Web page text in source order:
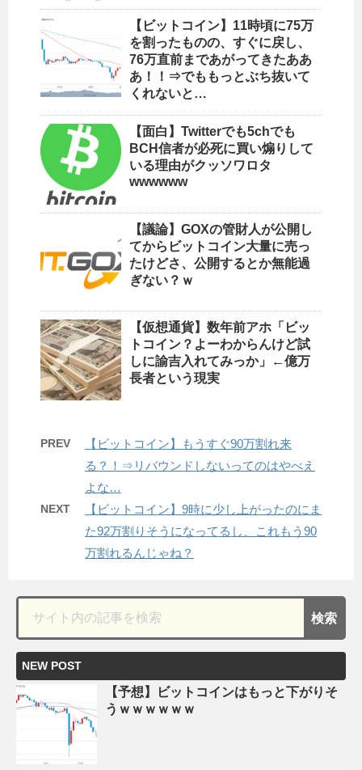
【ビットコイン】11時頃に75万
を割ったものの、すぐに戻し、
76万直前まであがってきたああ
あ！！⇒でももっとぶち抜いて
くれないと…
【面白】Twitterでも5chでも
BCH信者が必死に買い煽りして
いる理由がクッソワロタ
wwwwww
【議論】GOXの管財人が公開し
てからビットコイン大量に売っ
たけどさ、公開するとか無能過
ぎない？ｗ
【仮想通貨】数年前アホ「ビッ
トコイン？よーわからんけど試
しに諭吉入れてみっか」←億万
長者という現実
PREV
【ビットコイン】もうすぐ90万割れ来
る？！⇒リバウンドしないってのはやべえ
よな…
NEXT
【ビットコイン】9時に少し上がったのにま
た92万割りそうになってるし、これもう90
万割れるんじゃね？
NEW POST
【予想】ビットコインはもっと下がりそ
うｗｗｗｗｗｗ